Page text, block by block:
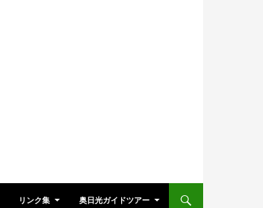
リンク集 奥日光ガイドツアー